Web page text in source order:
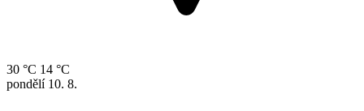
30 °C 14 °C
pondělí 10. 8.